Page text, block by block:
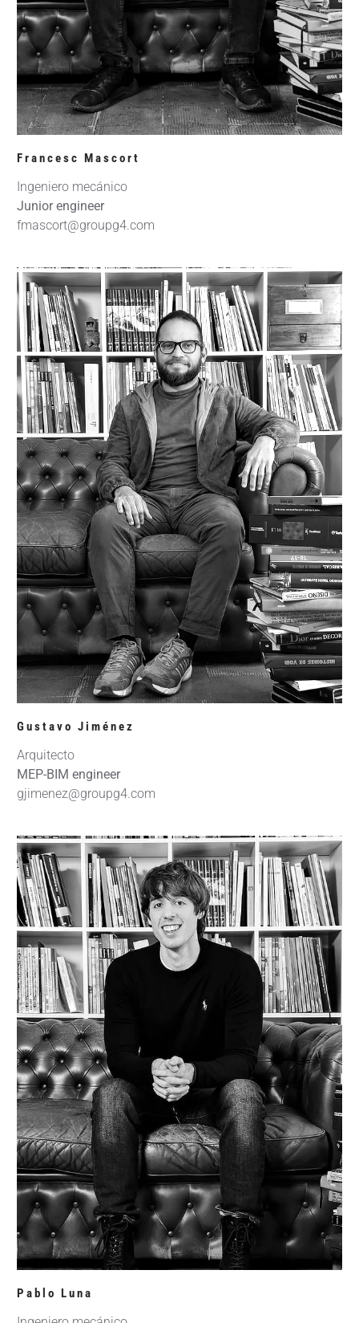
Francesc Mascort
Ingeniero mecánico
Junior engineer
fmascort@groupg4.com
Gustavo Jiménez
Arquitecto
MEP-BIM engineer
gjimenez@groupg4.com
Pablo Luna